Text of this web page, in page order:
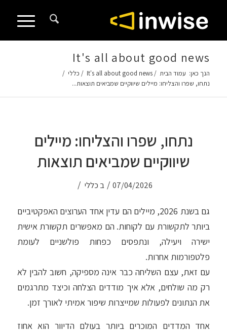
It's all about good news
הנך כאן: עמוד הבית /
It's all about good news
/ כללי /
נתחו, שפרו והצליחו: מיילים שיווקיים שמביאים תוצאות...
נתחו, שפרו והצליחו: מיילים
שיווקיים שמביאים תוצאות
07/04/2026
/ ב כללי /
גם בשנת 2026, מיילים הם עדין אחד הערוצים האפקטיביים
ביותר לתקשורת עם לקוחות. הם מאפשרים תקשורת אישית
ישירה ויעילה, ונתפסים כפחות פולשניים לעומת
פלטפורמות אחרות.
עם זאת, עצם השליחה כבר אינה מספיקה, חשוב להבין לא
רק מה שולחים, אלא איך מודדים הצלחה וכיצד מתרגמים
את הנתונים לפעולות שמייצרות שיפור אמיתי לאורך זמן.
אחד המדדים המוכרים ביותר בעולם הדיוור הוא אחוז